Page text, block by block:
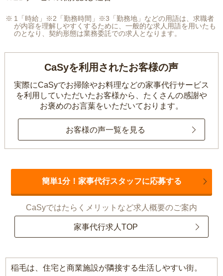
1「時給」※2「勤務時間」※3「勤務地」などの用語は、求職者
が内容を理解しやすくするために、一般的な求人用語を用いたも
のとなり、契約形態は業務委託での求人となります。
CaSyを利用されたお客様の声
実際にCaSyでお掃除やお料理などの家事代行サービス
を利用していただいたお客様から、 たくさんの感謝や
お褒めのお言葉をいただいております。
お客様の声一覧を見る
簡単1分！家事代行スタッフに応募する
CaSyではたらくメリットなど求人概要のご案内
家事代行求人TOP
稲毛は、住宅と商業施設が隣接する生活しやすい街。